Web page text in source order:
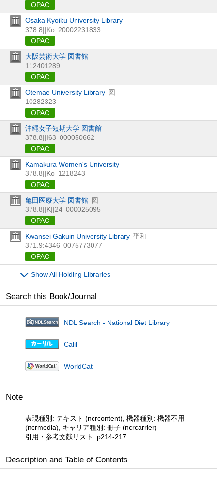
OPAC
Osaka Kyoiku University Library
378.8||Ko 20002231833
OPAC
大阪芸術大学 図書館
112401289
OPAC
Otemae University Library 図
10282323
OPAC
沖縄女子短期大学 図書館
378.8||I63 000050662
OPAC
Kamakura Women's University
378.8||Ko 1218243
OPAC
亀田医療大学 図書館 図
378.8||K||24 000025095
OPAC
Kwansei Gakuin University Library 聖和
371.9:4346 0075773077
OPAC
Show All Holding Libraries
Search this Book/Journal
NDL Search - National Diet Library
Calil
WorldCat
Note
表現種別: テキスト (ncrcontent), 機器種別: 機器不用
(ncrmedia), キャリア種別: 冊子 (ncrcarrier)
引用・参考文献リスト: p214-217
Description and Table of Contents